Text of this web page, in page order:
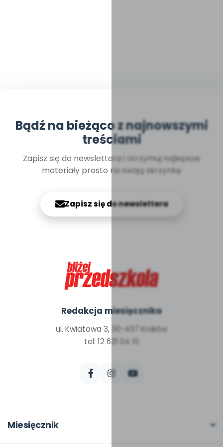
Bądź na bieżąco z najnowszymi
treściami
Zapisz się do newslettera i otrzymuj najlepsze
materiały prosto na swoją skrzynkę
Zapisz się do newslettera
Redakcja miesięcznika
ul. Kwiatowa 3, 30-437 Kraków
tel: 12 631 04 10
Miesięcznik